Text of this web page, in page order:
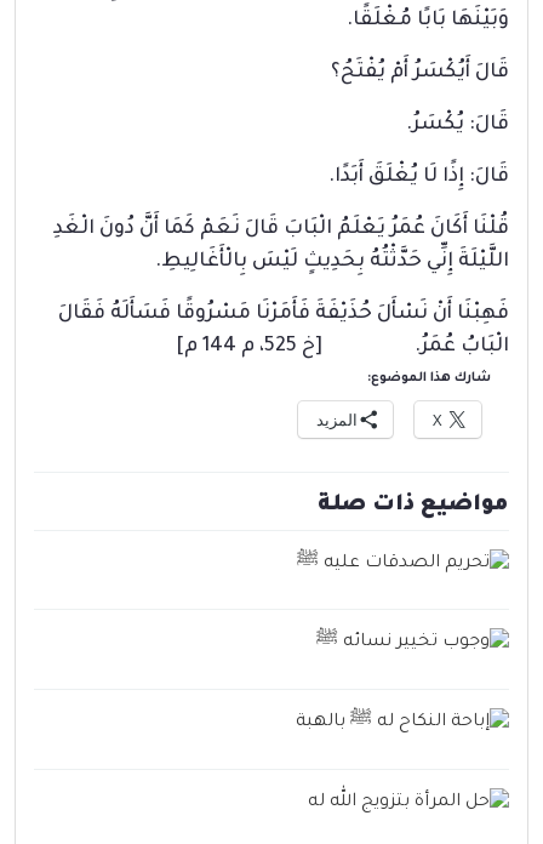
وَبَيْنَهَا بَابًا مُغْلَقًا.
قَالَ أَيُكْسَرُ أَمْ يُفْتَحُ؟
قَالَ: يُكْسَرُ.
قَالَ: إِذًا لَا يُغْلَقَ أَبَدًا.
قُلْنَا أَكَانَ عُمَرُ يَعْلَمُ الْبَابَ قَالَ نَعَمْ كَمَا أَنَّ دُونَ الْغَدِ
اللَّيْلَةَ إِنِّي حَدَّثْتُهُ بِحَدِيثٍ لَيْسَ بِالْأَغَالِيطِ.
فَهِبْنَا أَنْ نَسْأَلَ حُذَيْفَةَ فَأَمَرْنَا مَسْرُوقًا فَسَأَلَهُ فَقَالَ
الْبَابُ عُمَرُ.
[خ 525، م 144 م]
شارك هذا الموضوع:
X المزيد
مواضيع ذات صلة